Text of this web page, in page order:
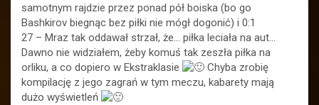
samotnym rajdzie przez ponad pół boiska (bo go
Bashkirov biegnąc bez piłki nie mógł dogonić) i 0:1
27 – Mraz tak oddawał strzał, że… piłka leciała na aut…
Dawno nie widziałem, żeby komuś tak zeszła piłka na
orliku, a co dopiero w Ekstraklasie
Chyba zrobię
kompilację z jego zagrań w tym meczu, kabarety mają
dużo wyświetleń